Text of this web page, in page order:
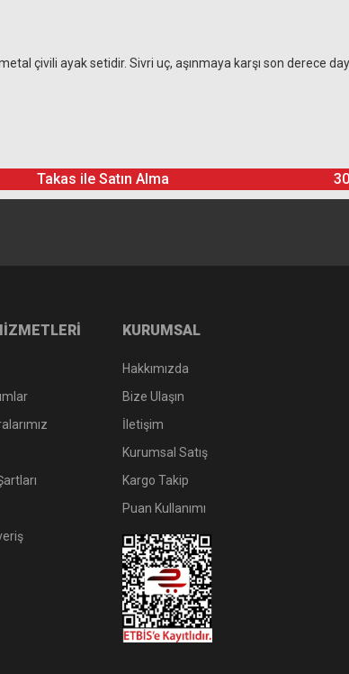
çivili ayak setidir. Sivri uç, aşınmaya karşı son derece
Takas ile Satın Alma
KURUMSAL
Hakkımızda
Bize Ulaşın
İletişim
Kurumsal Satış
Kargo Takip
Puan Kullanımı